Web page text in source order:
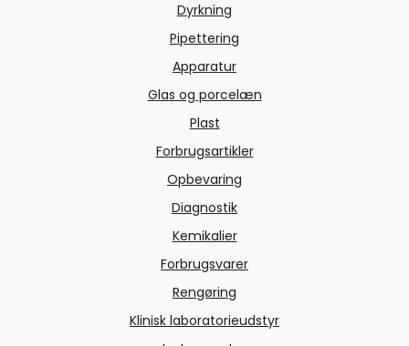
Dyrkning
Pipettering
Apparatur
Glas og porcelæn
Plast
Forbrugsartikler
Opbevaring
Diagnostik
Kemikalier
Forbrugsvarer
Rengøring
Klinisk laboratorieudstyr